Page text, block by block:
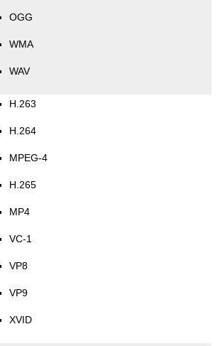
OGG
WMA
WAV
H.263
H.264
MPEG-4
H.265
MP4
VC-1
VP8
VP9
XVID